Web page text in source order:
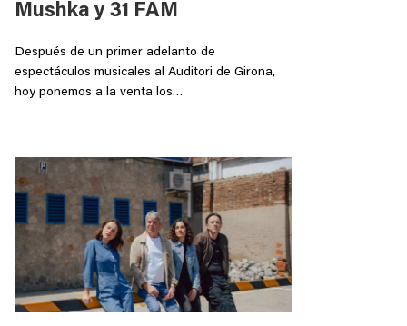
Mushka y 31 FAM
Después de un primer adelanto de
espectáculos musicales al Auditori de Girona,
hoy ponemos a la venta los…